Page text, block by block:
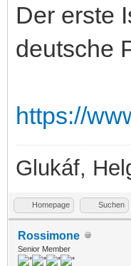
Der erste
deutsche
https://
Glukáf,
Homepage Suchen
Rossimone
Senior Member